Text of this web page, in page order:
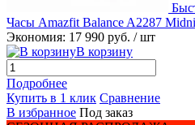
Часы Amazfit Balance A2287
Экономия: 17 990 руб. / шт
В корзину
Подробнее
Купить в 1 клик Сравнение
В избранное Под заказ